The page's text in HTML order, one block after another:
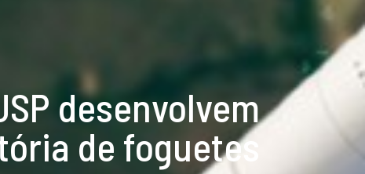
desenvolvem
de foguetes